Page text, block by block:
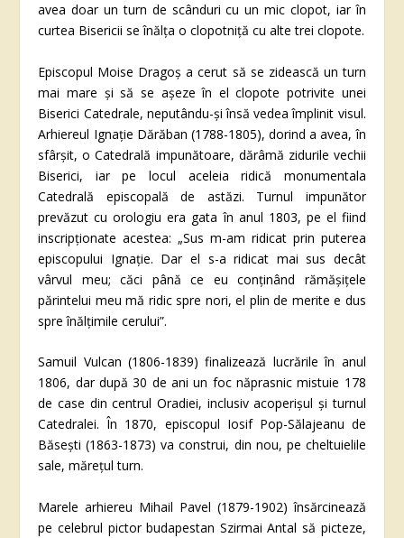
avea doar un turn de scânduri cu un mic clopot, iar în
curtea Bisericii se înălța o clopotniță cu alte trei clopote.
Episcopul Moise Dragoș a cerut să se zidească un turn
mai mare și să se așeze în el clopote potrivite unei
Biserici Catedrale, neputându-și însă vedea împlinit visul.
Arhiereul Ignație Dărăban (1788-1805), dorind a avea, în
sfârșit, o Catedrală impunătoare, dărâmă zidurile vechii
Biserici, iar pe locul aceleia ridică monumentala
Catedrală episcopală de astăzi. Turnul impunător
prevăzut cu orologiu era gata în anul 1803, pe el fiind
inscripționate acestea: „Sus m-am ridicat prin puterea
episcopului Ignație. Dar el s-a ridicat mai sus decât
vârvul meu; căci până ce eu conținând rămășițele
părintelui meu mă ridic spre nori, el plin de merite e dus
spre înălțimile cerului”.
Samuil Vulcan (1806-1839) finalizează lucrările în anul
1806, dar după 30 de ani un foc năprasnic mistuie 178
de case din centrul Oradiei, inclusiv acoperișul și turnul
Catedralei. În 1870, episcopul Iosif Pop-Sălajeanu de
Băsești (1863-1873) va construi, din nou, pe cheltuielile
sale, mărețul turn.
Marele arhiereu Mihail Pavel (1879-1902) însărcinează
pe celebrul pictor budapestan Szirmai Antal să picteze,